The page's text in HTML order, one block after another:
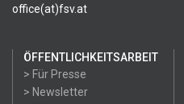
office(at)fsv.at
ÖFFENTLICHKEITSARBEIT
> Für Presse
> Newsletter